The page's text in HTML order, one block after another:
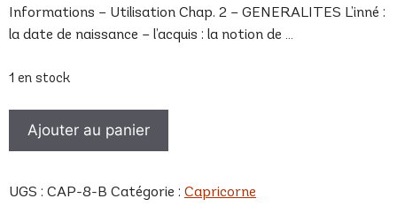
Informations – Utilisation Chap. 2 – GENERALITES L’inné :
la date de naissance – l’acquis : la notion de …
1 en stock
8
Ajouter au panier
UGS : CAP-8-B Catégorie : Capricorne